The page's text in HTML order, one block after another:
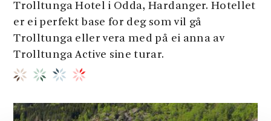
Trolltunga Hotel i Odda, Hardanger. Hotellet
er ei perfekt base for deg som vil gå
Trolltunga eller vera med på ei anna av
Trolltunga Active sine turar.